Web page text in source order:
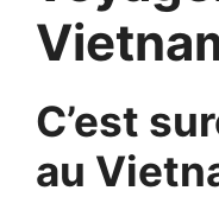
C’est
au